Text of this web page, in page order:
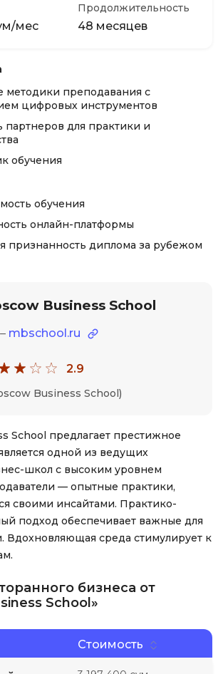
мес
Продолжительность
48 месяцев
методики преподавания с
цифровых инструментов
партнеров для практики и
обучения
обучения
онлайн-платформы
признанность диплома за рубежом
Business School
mbschool.ru
2.9
Business School)
School предлагает престижное
одной из ведущих
школ с высоким уровнем
— опытные практики,
своими инсайтами. Практико-
подход обеспечивает важные для
Вдохновляющая среда стимулирует к
бизнеса от
School»
Стоимость